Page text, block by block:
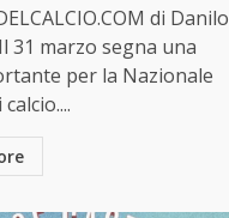
di Danilo
31 marzo segna una
per la Nazionale